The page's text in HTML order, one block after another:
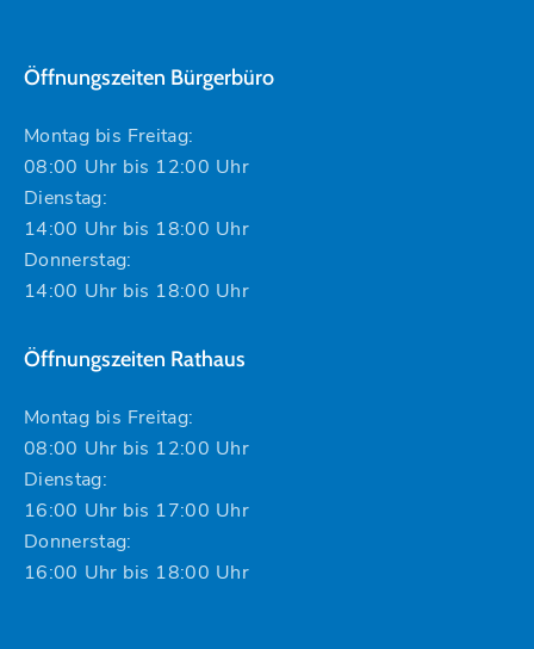
Öffnungszeiten Bürgerbüro
Montag bis Freitag:
08:00 Uhr bis 12:00 Uhr
Dienstag:
14:00 Uhr bis 18:00 Uhr
Donnerstag:
14:00 Uhr bis 18:00 Uhr
Öffnungszeiten Rathaus
Montag bis Freitag:
08:00 Uhr bis 12:00 Uhr
Dienstag:
16:00 Uhr bis 17:00 Uhr
Donnerstag:
16:00 Uhr bis 18:00 Uhr